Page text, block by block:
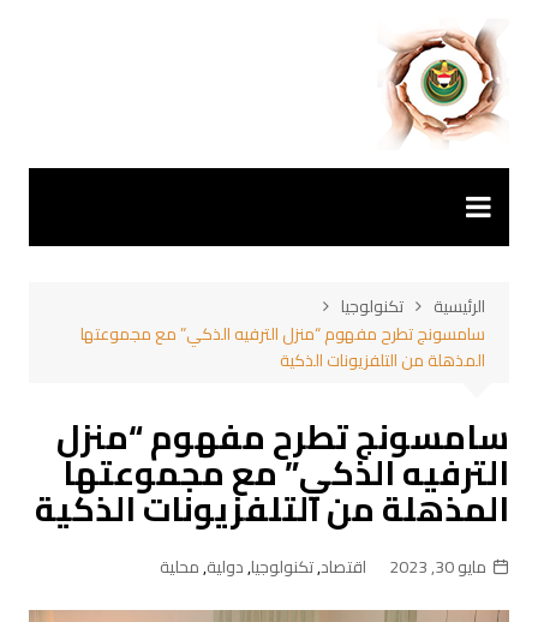
المحتوى
الرئيسية
تكنولوجيا
سامسونج تطرح مفهوم “منزل الترفيه الذكي” مع مجموعتها
المذهلة من التلفزيونات الذكية
سامسونج تطرح مفهوم “منزل
الترفيه الذكي” مع مجموعتها
المذهلة من التلفزيونات الذكية
مايو 30, 2023 اقتصاد,تكنولوجيا,دولية,محلية